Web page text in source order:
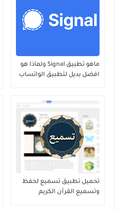
ماهو تطبيق Signal ولماذا هو
افضل بديل لتطبيق الواتساب
تحميل تطبيق تسميع لحفظ
وتسميع القرأن الكريم